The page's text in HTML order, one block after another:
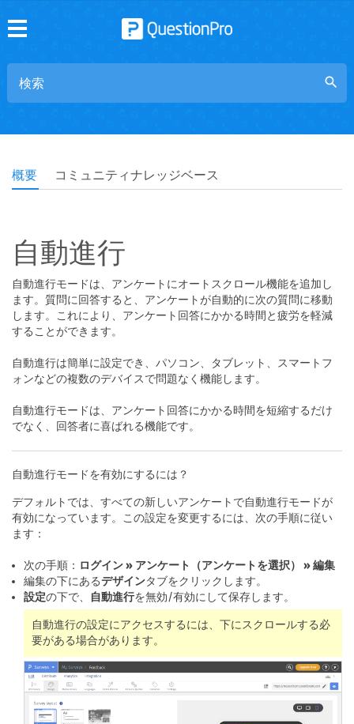
search
概要 コミュニティナレッジベース
自動進行
自動進行モードは、アンケートにオートスクロール機能を追加し
ます。質問に回答すると、アンケートが自動的に次の質問に移動
します。これにより、アンケート回答にかかる時間と疲労を軽減
することができます。
自動進行は簡単に設定でき、パソコン、タブレット、スマートフ
ォンなどの複数のデバイスで問題なく機能します。
自動進行モードは、アンケート回答にかかる時間を短縮するだけ
でなく、回答者に喜ばれる機能です。
自動進行モードを有効にするには？
デフォルトでは、すべての新しいアンケートで自動進行モードが
有効になっています。この設定を変更するには、次の手順に従い
ます：
次の手順： ログイン » アンケート（アンケートを選択） » 編集
編集の下にあるデザインタブをクリックします。
設定の下で、 自動進行を無効/有効にして保存します。
自動進行の設定にアクセスするには、下にスクロールする必
要がある場合があります。